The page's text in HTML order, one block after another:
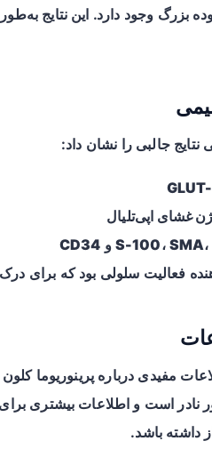
بزرگ وجود دارد. این نتایج
جالبی را نشان داد:
غشای اپی‌تلیال
S-100، SMA، و CD34
فعالیت سلولی بود که برای
مفیدی درباره پرینوریوما
نادر است و اطلاعات بیشتری
داشته باشد.